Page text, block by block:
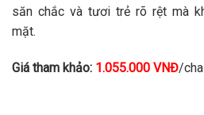
săn chắc và tươi trẻ rõ rệt mà
mặt.
Giá tham khảo: 1.055.000 VNĐ/